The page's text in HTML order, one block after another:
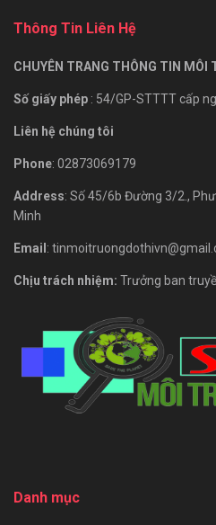
Thông Tin Liên Hệ
CHUYÊN TRANG THÔNG TIN MÔI
Số giấy phép : 54/GP-STTTT cấp
Liên hệ chúng tôi
Phone: 02873069179
Address: Số 45/6b Đường 3/2.,
Minh
Email :
Chịu trách nhiệm: Trưởng ban
Danh mục